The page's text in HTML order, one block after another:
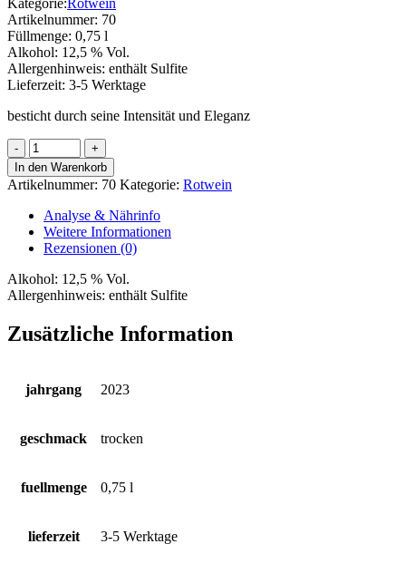
Kategorie: Rotwein
Artikelnummer: 70
Füllmenge: 0,75 l
Alkohol: 12,5 % Vol.
Allergenhinweis: enthält Sulfite
Lieferzeit: 3-5 Werktage
besticht durch seine Intensität und Eleganz
Einzelstueck
rot
Menge
In den Warenkorb
Artikelnummer: 70 Kategorie: Rotwein
Analyse & Nährinfo
Weitere Informationen
Rezensionen (0)
Alkohol: 12,5 % Vol.
Allergenhinweis: enthält Sulfite
Zusätzliche Information
jahrgang 2023
geschmack trocken
fuellmenge 0,75 l
lieferzeit 3-5 Werktage